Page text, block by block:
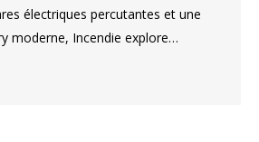
électriques percutantes et une
moderne, Incendie explore…